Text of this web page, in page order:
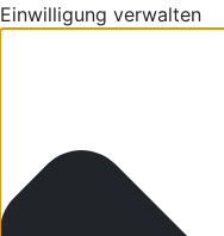
Einwilligung verwalten